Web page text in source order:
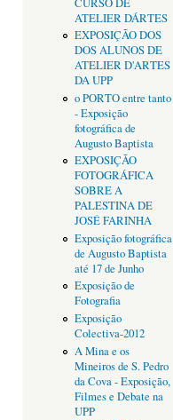
ATELIER DÁRTES
EXPOSIÇÃO DOS
DOS ALUNOS DE
ATELIER D'ARTES
DA UPP
o PORTO entre tanto
- Exposição
fotográfica de
Augusto Baptista
EXPOSIÇÃO
FOTOGRÁFICA
SOBRE A
PALESTINA DE
JOSÉ FARINHA
Exposição fotográfica
de Augusto Baptista
até 17 de Junho
Exposição de
Fotografia
Exposição
Colectiva-2012
A Mina e os
Mineiros de S. Pedro
da Cova - Exposição,
Filmes e Debate na
UPP